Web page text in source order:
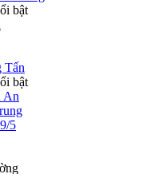
bật
Tấn
bật
An
5